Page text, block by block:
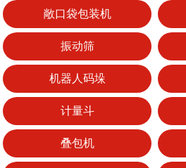
1
敞口袋包装机
振动筛
机器人码垛
计量斗
叠包机